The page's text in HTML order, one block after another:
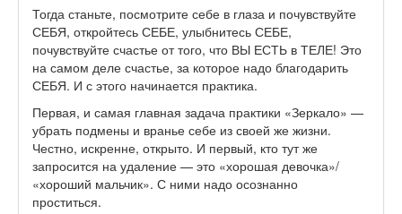
Тогда станьте, посмотрите себе в глаза и почувствуйте
СЕБЯ, откройтесь СЕБЕ, улыбнитесь СЕБЕ,
почувствуйте счастье от того, что ВЫ ЕСТЬ в ТЕЛЕ! Это
на самом деле счастье, за которое надо благодарить
СЕБЯ. И с этого начинается практика.
Первая, и самая главная задача практики «Зеркало» —
убрать подмены и вранье себе из своей же жизни.
Честно, искренне, открыто. И первый, кто тут же
запросится на удаление — это «хорошая девочка»/
«хороший мальчик». С ними надо осознанно
проститься.